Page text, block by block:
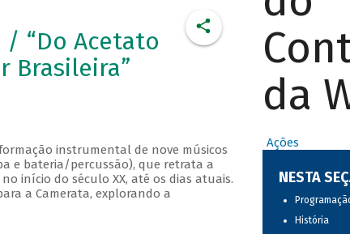
/ “Do Acetato
Brasileira”
instrumental de nove músicos
e bateria/percussão), que retrata a
início do século XX, até os dias atuais.
a Camerata, explorando a
da
Ações
NESTA
História